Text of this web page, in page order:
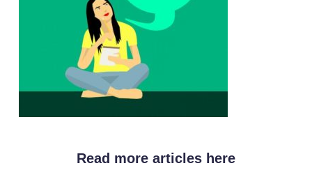
Read more articles here